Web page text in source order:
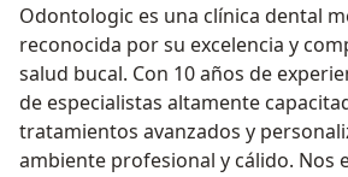
Odontologic es una clínica dental
reconocida por su excelencia y
salud bucal. Con 10 años de
de especialistas altamente
tratamientos avanzados y
ambiente profesional y cálido. Nos